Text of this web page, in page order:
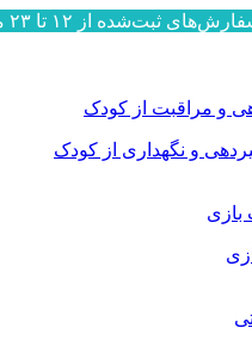
از ۲۴ مرداد به‌ترتیب ثبت، آغاز خواهد شد. از صبوری و همراهی شما سپاسگزاریم.
و نگهداری از کودک